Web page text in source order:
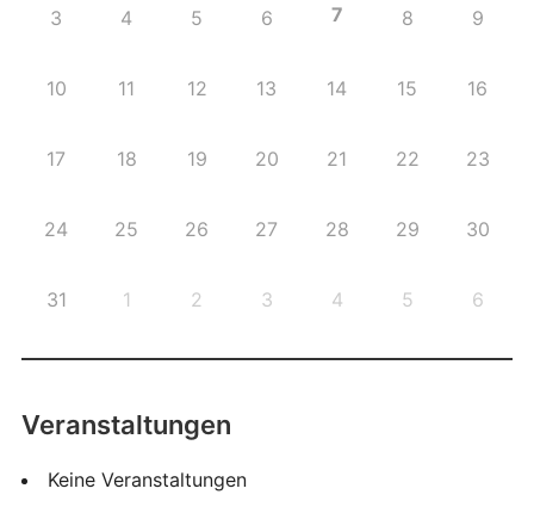
3 4 5 6 7 8 9
10 11 12 13 14 15 16
17 18 19 20 21 22 23
24 25 26 27 28 29 30
31 1 2 3 4 5 6
Veranstaltungen
Keine Veranstaltungen